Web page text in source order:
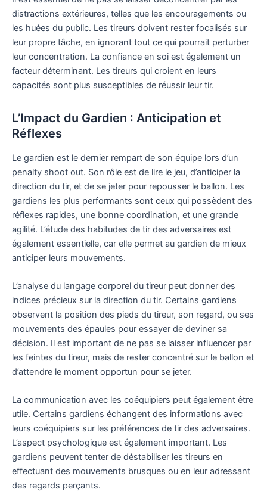
distractions extérieures, telles que les encouragements ou
les huées du public. Les tireurs doivent rester focalisés sur
leur propre tâche, en ignorant tout ce qui pourrait perturber
leur concentration. La confiance en soi est également un
facteur déterminant. Les tireurs qui croient en leurs
capacités sont plus susceptibles de réussir leur tir.
L’Impact du Gardien : Anticipation et
Réflexes
Le gardien est le dernier rempart de son équipe lors d’un
penalty shoot out. Son rôle est de lire le jeu, d’anticiper la
direction du tir, et de se jeter pour repousser le ballon. Les
gardiens les plus performants sont ceux qui possèdent des
réflexes rapides, une bonne coordination, et une grande
agilité. L’étude des habitudes de tir des adversaires est
également essentielle, car elle permet au gardien de mieux
anticiper leurs mouvements.
L’analyse du langage corporel du tireur peut donner des
indices précieux sur la direction du tir. Certains gardiens
observent la position des pieds du tireur, son regard, ou ses
mouvements des épaules pour essayer de deviner sa
décision. Il est important de ne pas se laisser influencer par
les feintes du tireur, mais de rester concentré sur le ballon et
d’attendre le moment opportun pour se jeter.
La communication avec les coéquipiers peut également être
utile. Certains gardiens échangent des informations avec
leurs coéquipiers sur les préférences de tir des adversaires.
L’aspect psychologique est également important. Les
gardiens peuvent tenter de déstabiliser les tireurs en
effectuant des mouvements brusques ou en leur adressant
des regards perçants.